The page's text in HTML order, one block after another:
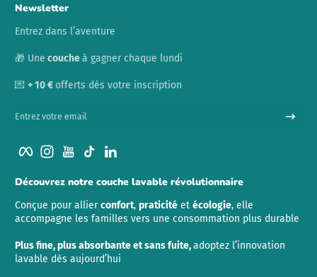
Newsletter
Entrez dans l’aventure
🎁 Une coucheà gagner chaque lundi
💌 + 10 €offerts dès votre inscription
Entrez votre email
FacebookInstagramYouTubeTikTok
Découvrez notre couche lavable révolutionnaire
Conçue pour allierconfort, praticité et écologie, elle
accompagne les familles vers une consommation plus durable
Plus fine, plus absorbante et sans fuite,adoptez l’innovation
lavable dès aujourd’hui